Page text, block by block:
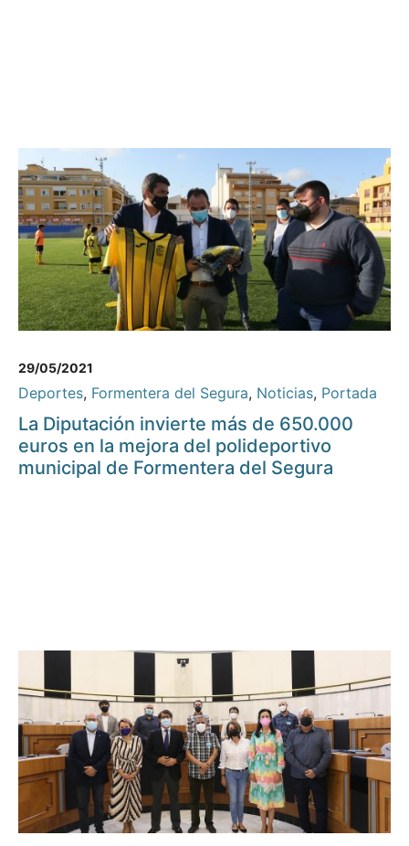
29/05/2021
Deportes, Formentera del Segura, Noticias, Portada
La Diputación invierte más de 650.000
euros en la mejora del polideportivo
municipal de Formentera del Segura